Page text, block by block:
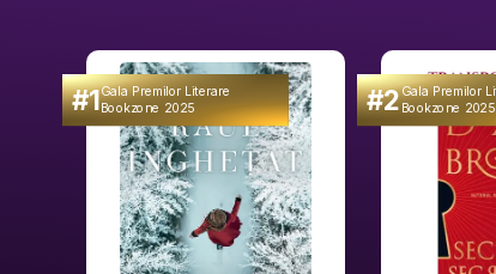
#1Gala Premilor Literare
Bookzone 2025 #2Gala Premilor
Bookzone 2025